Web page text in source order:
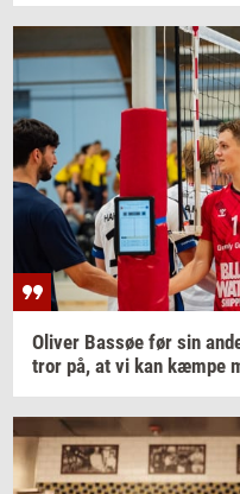
Oli­ver Bas­søe før sin
tror på, at vi kan kæmpe